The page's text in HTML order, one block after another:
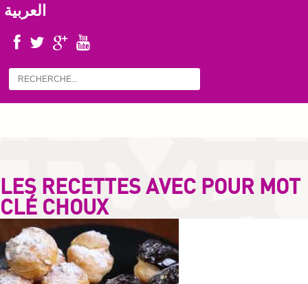
العربية
LES RECETTES AVEC POUR MOT
CLÉ CHOUX